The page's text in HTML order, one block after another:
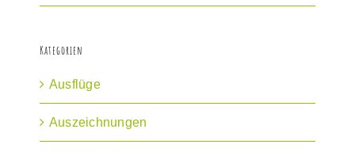
Kategorien
Ausflüge
Auszeichnungen